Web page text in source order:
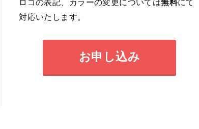
ロゴの表記、カラーの変更については無料にて
対応いたします。
お申し込み